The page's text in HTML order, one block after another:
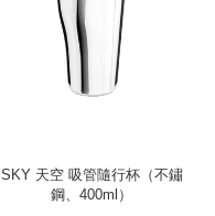
SKY 天空 吸管隨行杯（不鏽
鋼、400ml）